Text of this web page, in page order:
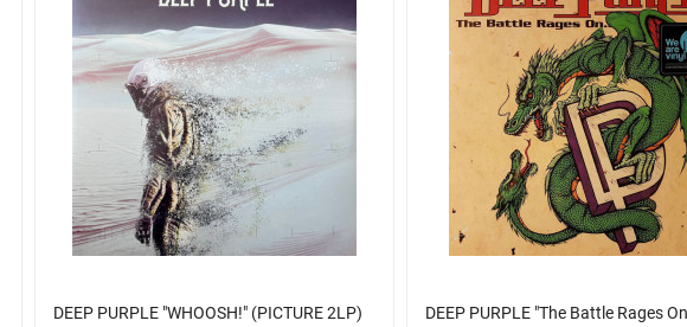
DEEP PURPLE "WHOOSH!" (PICTURE 2LP) DEEP PURPLE "The Battle Rages